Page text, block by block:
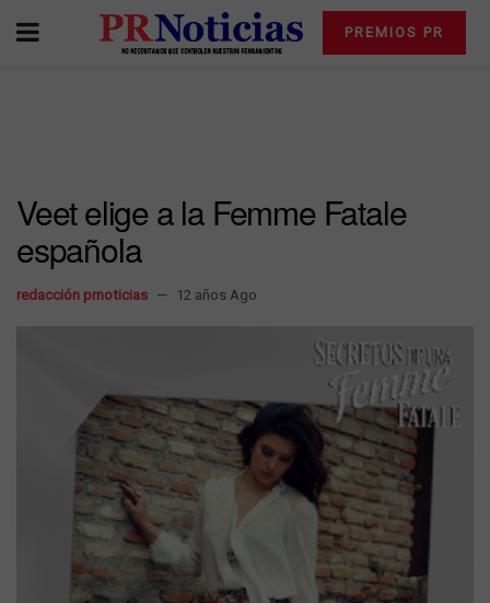
PREMIOS PR
Veet elige a la Femme Fatale
española
redacción prnoticias 12 años Ago